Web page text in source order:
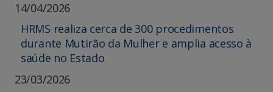
14/04/2026
HRMS realiza cerca de 300 procedimentos
durante Mutirão da Mulher e amplia acesso à
saúde no Estado
23/03/2026